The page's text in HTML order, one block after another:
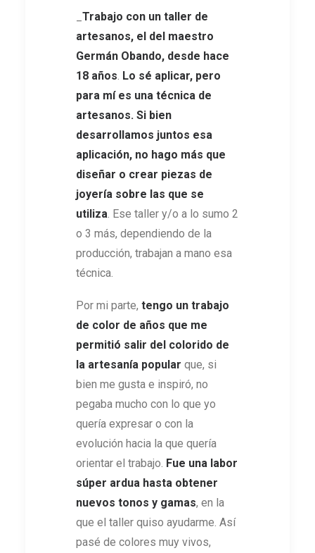
Trabajo con un taller de
artesanos, el del maestro
Germán Obando, desde hace
18 años Lo sé aplicar, pero
para mí es una técnica de
artesanos. Si bien
desarrollamos juntos esa
aplicación, no hago más que
diseñar o crear piezas de
joyería sobre las que se
utiliza . Ese taller y/o a lo sumo 2
o 3 más, dependiendo de la
producción, trabajan a mano esa
técnica.
Por mi parte, tengo un trabajo
de color de años que me
permitió salir del colorido de
la artesanía popular que, si
bien me gusta e inspiró, no
pegaba mucho con lo que yo
quería expresar o con la
evolución hacia la que quería
orientar el trabajo. Fue una labor
súper ardua hasta obtener
nuevos tonos y gamas, en la
que el taller quiso ayudarme. Así
pasé de colores muy vivos,